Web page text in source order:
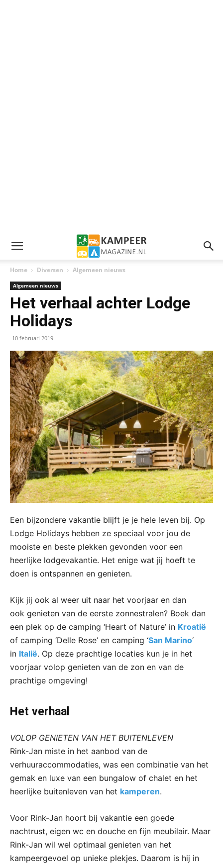
Home Diversen Algemeen nieuws
Algemeen nieuws
Het verhaal achter Lodge
Holidays
10 februari 2019
Een bijzondere vakantie blijft je je hele leven bij. Op
Lodge Holidays hebben ze speciaal voor jou de
mooiste en beste plekken gevonden voor een
heerlijke lodgevakantie. Het enige wat jij hoeft te
doen is ontspannen en genieten.
Kijk jij ook al weer uit naar het voorjaar en dan
ook genieten van de eerste zonnestralen? Boek dan
een plek op de camping ‘Heart of Nature’ in Kroatië
of camping ‘Delle Rose’ en camping ‘San Marino‘
in Italië. Op deze prachtige locaties kun je in het
voorjaar volop genieten van de zon en van de
prachtige omgeving!
Het verhaal
VOLOP GENIETEN VAN HET BUITENLEVEN
Rink-Jan miste in het aanbod van de
verhuuraccommodaties, was een combinatie van het
gemak en luxe van een bungalow of chalet en het
heerlijke buitenleven van het kamperen.
Voor Rink-Jan hoort bij vakantie een goede
nachtrust, eigen wc en douche en fijn meubilair. Maar
Rink-Jan wil wel optimaal genieten van het
kampeergevoel op unieke plekjes. Daarom is hij in